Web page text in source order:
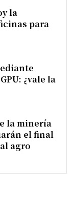
la
para
¿vale la
la minería
el final
agro